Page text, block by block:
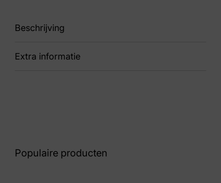
Beschrijving
89 Terra GTT 1102456
Extra informatie
Populaire producten